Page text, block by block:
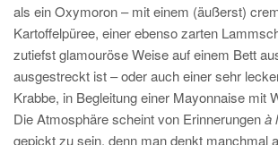
als ein Oxymoron – mit einem (äußerst)
Kartoffelpüree, einer ebenso zarten
zutiefst glamouröse Weise auf einem Bett
ausgestreckt ist – oder auch einer sehr
Krabbe, in Begleitung einer Mayonnaise mit
Die Atmosphäre scheint von Erinnerungenà
gepickt zu sein, denn man denkt manchmal